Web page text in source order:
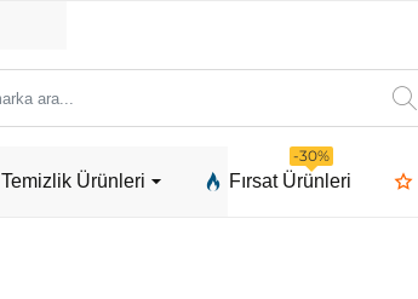
Temizlik Ürünleri Fırsat Ürünleri
-30%